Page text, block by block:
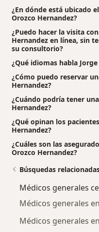
¿En dónde está ubicado
Orozco Hernandez?
¿Puedo hacer la visita
Hernandez en línea, sin
su consultorio?
¿Qué idiomas habla
¿Cómo puedo reservar
Hernandez?
¿Cuándo podría tener
Hernandez?
¿Qué opinan los
Hernandez?
¿Cuáles son las
Orozco Hernandez?
Búsquedas
Médicos generales
Médicos generales
Médicos generales